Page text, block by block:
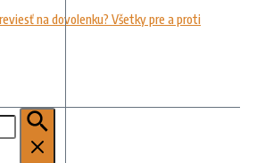
na dovolenku? Všetky pre a proti